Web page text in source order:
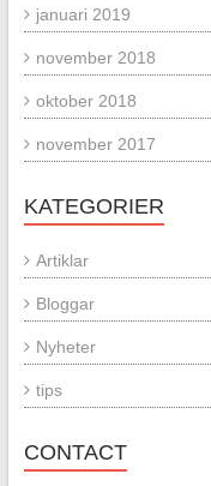
januari 2019
november 2018
oktober 2018
november 2017
KATEGORIER
Artiklar
Bloggar
Nyheter
tips
CONTACT